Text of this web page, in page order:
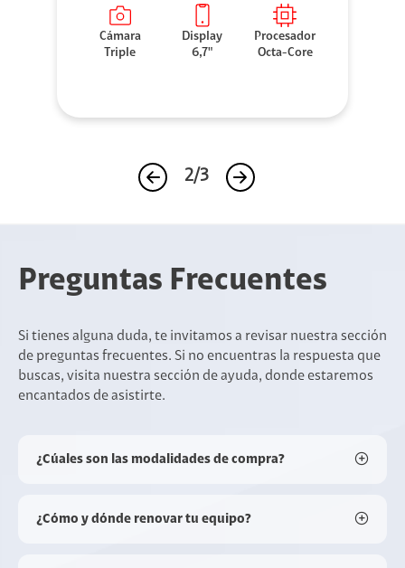
Cámara
Triple
Display
6,7"
Procesador
Octa-Core
2/3
Preguntas Frecuentes
Si tienes alguna duda, te invitamos a revisar nuestra sección
de preguntas frecuentes. Si no encuentras la respuesta que
buscas, visita nuestra sección de ayuda, donde estaremos
encantados de asistirte.
¿Cúales son las modalidades de compra?
¿Cómo y dónde renovar tu equipo?